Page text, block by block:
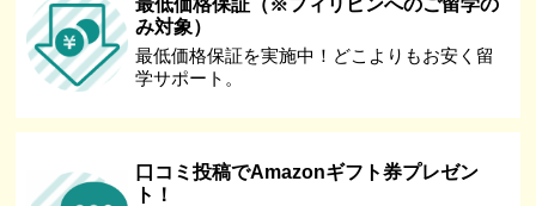
最低価格保証（※フィリピンへのご留学の
み対象）
最低価格保証を実施中！どこよりもお安く留
学サポート。
口コミ投稿でAmazonギフト券プレゼン
ト！